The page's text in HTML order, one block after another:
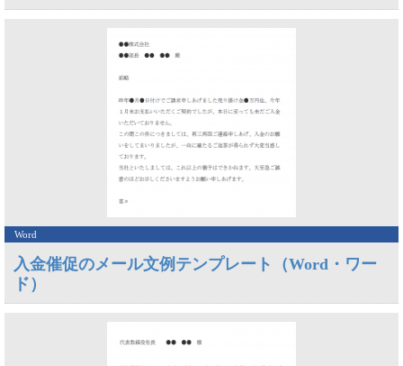
Word
入金催促のメール文例テンプレート（Word・ワー
ド）